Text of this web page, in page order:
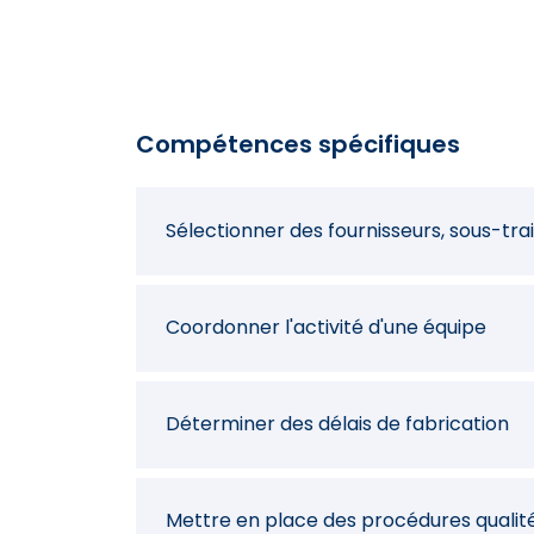
Travailler dans le respect de
Tracer les plans ou croquis d'un
Définir les procédés, moyens et modes
Chiffrer des coûts de fabrication
Etablir une commande
Compétences spécifiques
Sélectionner des fournisseurs, sous-
Coordonner l'activité d'une équipe
Déterminer des délais de fabrication
Mettre en place des procédures